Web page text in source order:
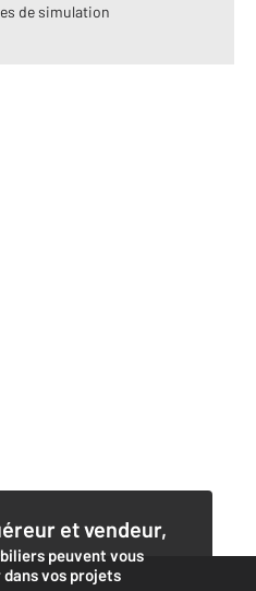
de simulation
et vendeur,
peuvent vous
vos projets